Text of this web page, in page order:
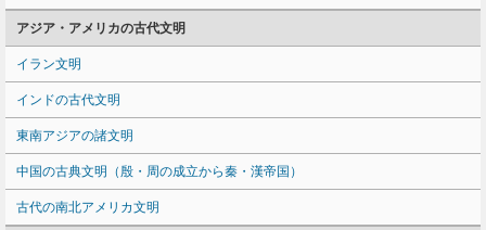
アジア・アメリカの古代文明
イラン文明
インドの古代文明
東南アジアの諸文明
中国の古典文明（殷・周の成立から秦・漢帝国）
古代の南北アメリカ文明